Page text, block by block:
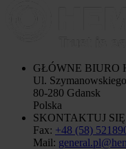
GŁÓWNE BIURO
Ul.
80-280 Gdansk
Polska
SKONTAKTUJ
Fax: +48 (58)
Mail: